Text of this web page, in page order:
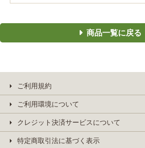
商品一覧に戻る
ご利用規約
ご利用環境について
クレジット決済サービスについて
特定商取引法に基づく表示